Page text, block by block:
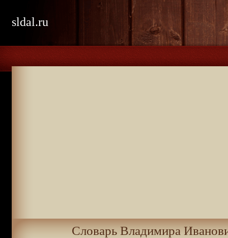
sldal.ru
Словарь Владимира